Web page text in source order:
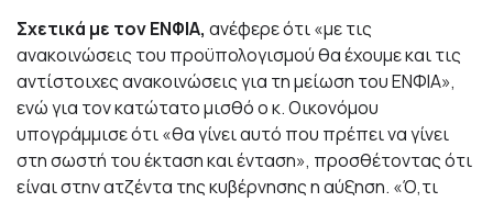
Σχετικά με τον ΕΝΦΙΑ, ανέφερε ότι «με τις
ανακοινώσεις του προϋπολογισμού θα έχουμε και τις
αντίστοιχες ανακοινώσεις για τη μείωση του ΕΝΦΙΑ»,
ενώ για τον κατώτατο μισθό ο κ. Οικονόμου
υπογράμμισε ότι «θα γίνει αυτό που πρέπει να γίνει
στη σωστή του έκταση και ένταση», προσθέτοντας ότι
είναι στην ατζέντα της κυβέρνησης η αύξηση. «Ό,τι